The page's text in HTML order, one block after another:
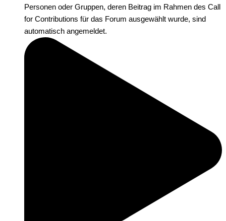
Personen oder Gruppen, deren Beitrag im Rahmen des Call
for Contributions für das Forum ausgewählt wurde, sind
automatisch angemeldet.